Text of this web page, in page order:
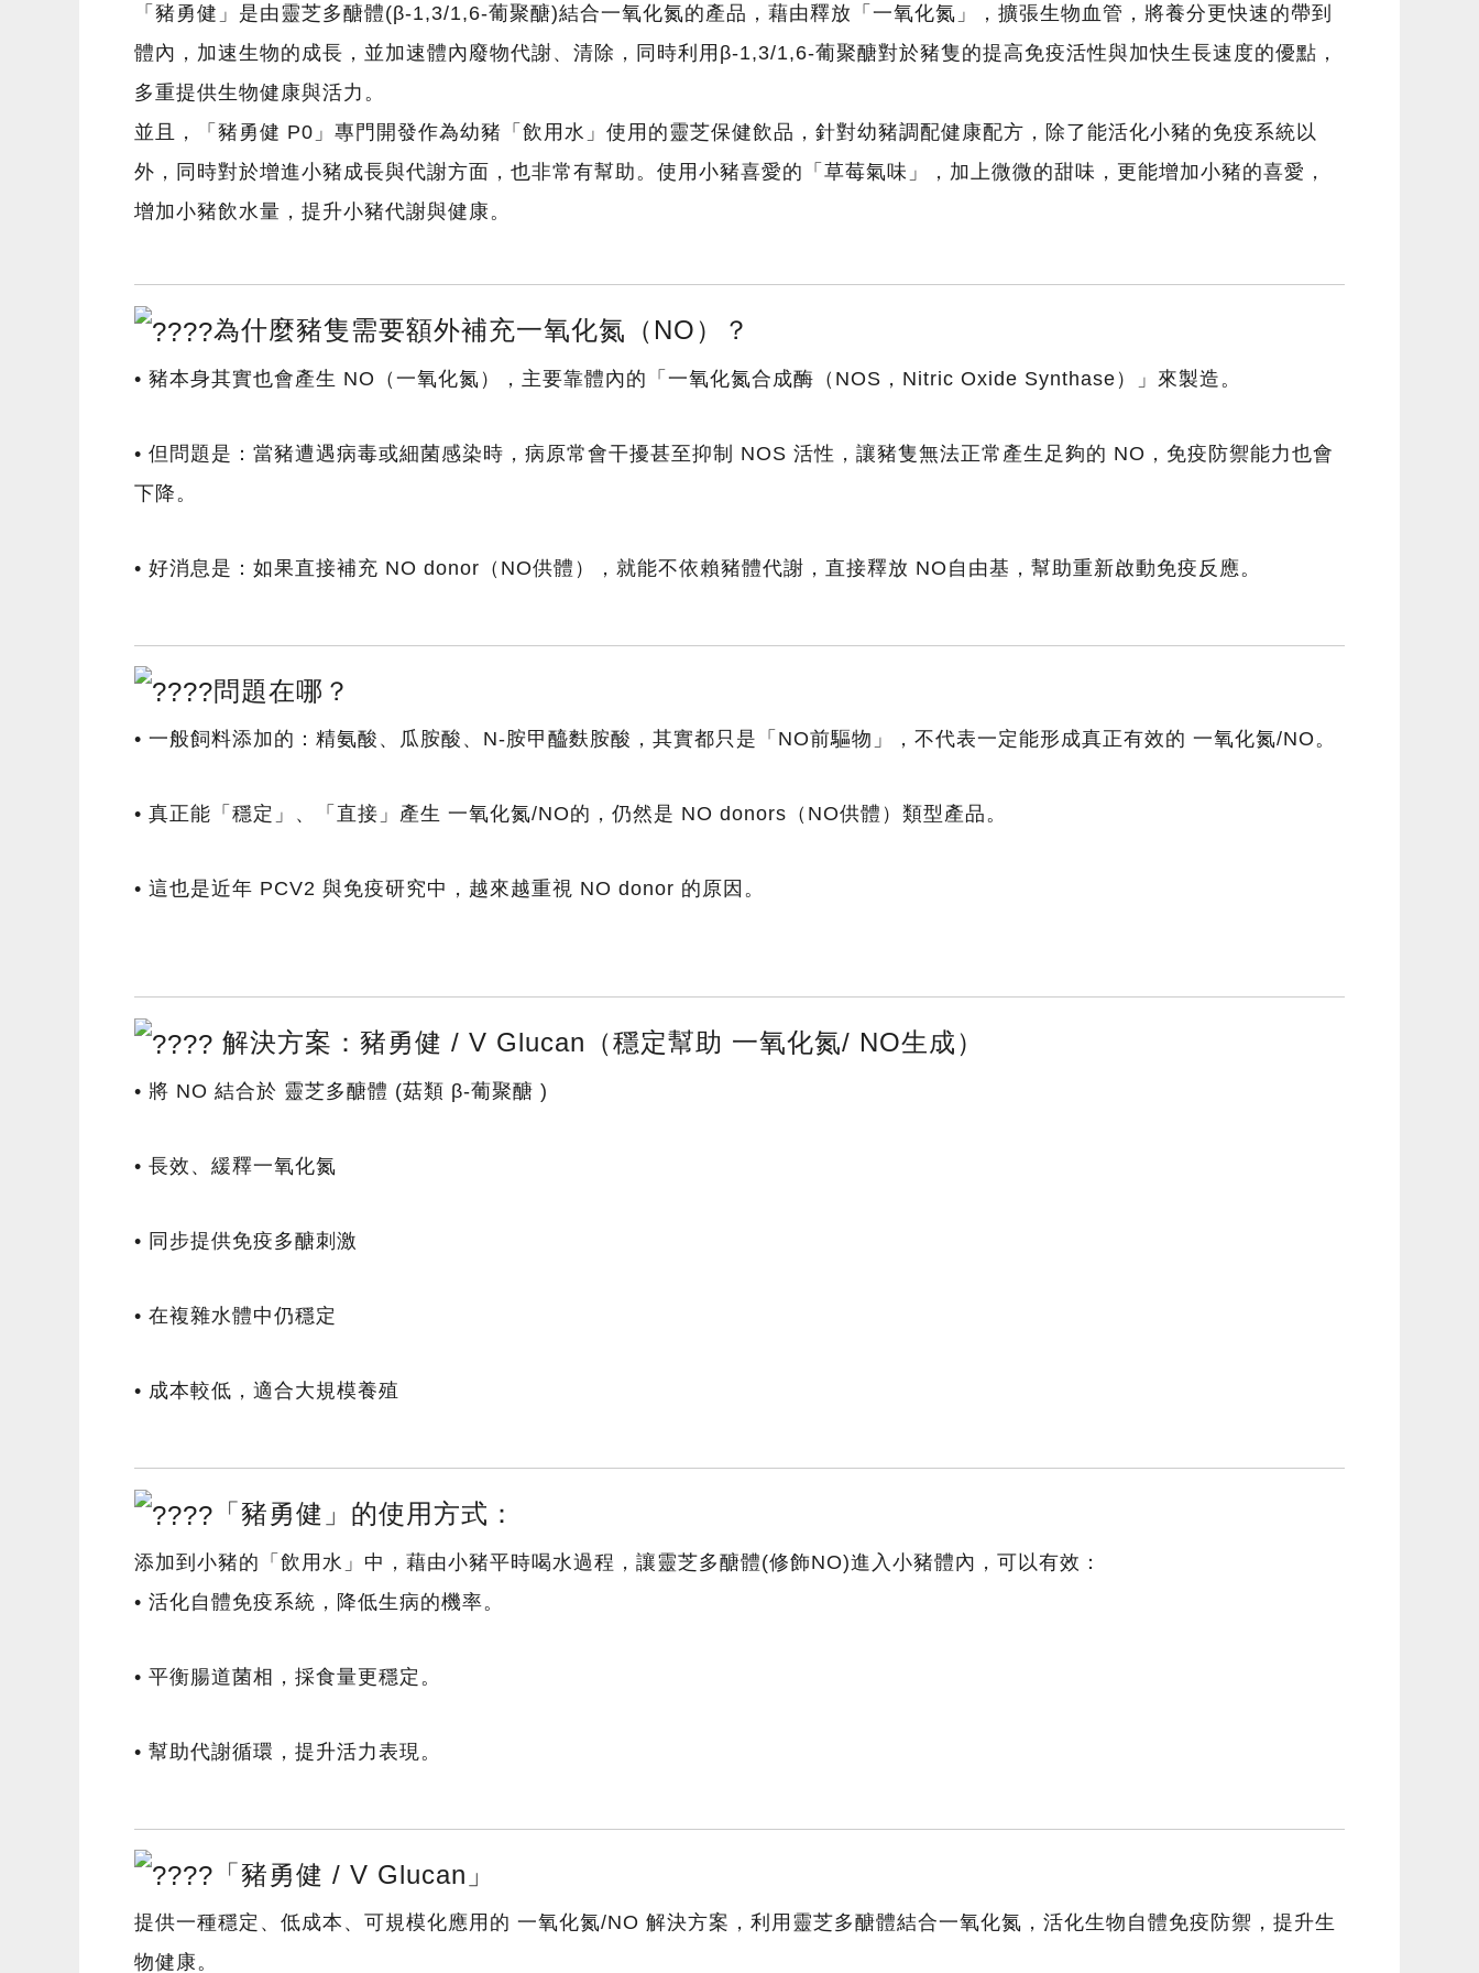
自由基
產品介紹
「豬勇健」 是由靈芝多醣體(β-1,3/1,6-葡聚醣)結合一氧化氮的產品，藉由釋放「一氧化氮」，擴張生物血管，將養分更快速的帶到
體內，加速生物的成長，並加速體內廢物代謝、清除，同時利用β-1,3/1,6-葡聚醣對於豬隻的提高免疫活性與加快生長速度的優點，
多重提供生物健康與活力。
並且，
「豬勇健 P0」 專門開發作為幼豬「飲用水」使用的靈芝保健飲品，針對幼豬調配健康配方，除了能活化小豬的免疫系統以
外，同時對於增進小豬成長與代謝方面，也非常有幫助。使用小豬喜愛的「草莓氣味」，加上微微的甜味，更能增加小豬的喜愛，
增加小豬飲水量，提升小豬代謝與健康。
為什麼豬隻需要額外補充一氧化氮（NO）？
• 豬本身其實也會產生 NO（一氧化氮），主要靠體內的「一氧化氮合成酶（NOS，Nitric Oxide Synthase）」來製造。
• 但問題是： 當豬遭遇病毒或細菌感染時，病原常會干擾甚至抑制 NOS 活性，讓豬隻無法正常產生足夠的 NO，免疫防禦能力也會
下降。
• 好消息是： 如果直接補充 NO donor（NO供體），就能不依賴豬體代謝，直接釋放 NO自由基，幫助重新啟動免疫反應。
問題在哪？
• 一般飼料添加的：精氨酸、瓜胺酸、N-胺甲醯麩胺酸，其實都只是「NO前驅物」，不代表一定能形成真正有效的 一氧化氮/NO。
• 真正能「穩定」、「直接」產生 一氧化氮/NO的，仍然是 NO donors（NO供體）類型產品。
• 這也是近年 PCV2 與免疫研究中，越來越重視 NO donor 的原因。
解決方案：豬勇健 / V Glucan（穩定幫助 一氧化氮/ NO生成）
• 將 NO 結合於 靈芝多醣體 (菇類 β-葡聚醣 )
• 長效、緩釋一氧化氮
• 同步提供免疫多醣刺激
• 在複雜水體中仍穩定
• 成本較低，適合大規模養殖
「豬勇健」的使用方式：
添加到小豬的「飲用水」中，藉由小豬平時喝水過程，讓靈芝多醣體(修飾NO)進入小豬體內，可以有效：
• 活化自體免疫系統，降低生病的機率。
• 平衡腸道菌相，採食量更穩定。
• 幫助代謝循環，提升活力表現。
「豬勇健 / V Glucan」
提供一種穩定、低成本、可規模化應用的 一氧化氮/NO 解決方案，利用靈芝多醣體結合一氧化氮，活化生物自體免疫防禦，提升生
物健康。